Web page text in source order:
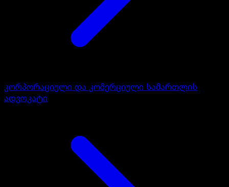
კორპორაციული და კომერციული სამართლის
ადვოკატი